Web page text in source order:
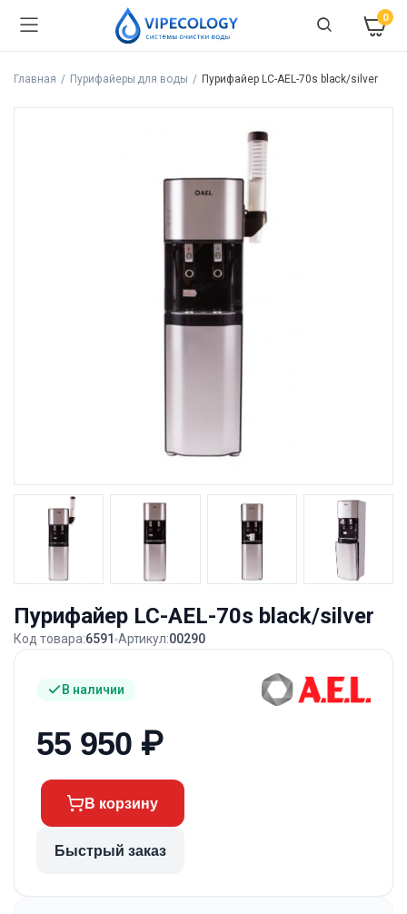
0
Главная Пурифайеры для воды Пурифайер LC-AEL-70s black/silver
Пурифайер LC-AEL-70s black/silver
Код товара:6591 Артикул:00290
В наличии
55 950 ₽
В корзину
Быстрый заказ